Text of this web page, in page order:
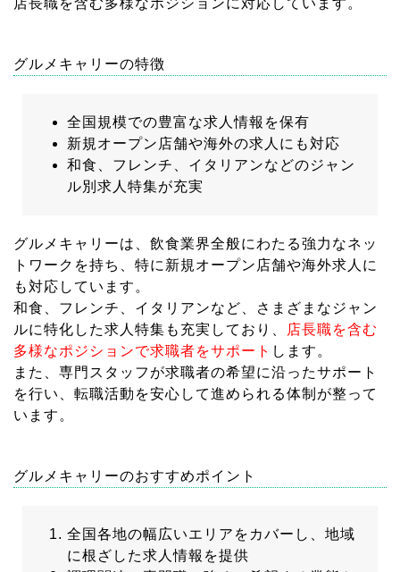
店長職を含む多様なポジションに対応しています。
グルメキャリーの特徴
全国規模での豊富な求人情報を保有
新規オープン店舗や海外の求人にも対応
和食、フレンチ、イタリアンなどのジャン
ル別求人特集が充実
グルメキャリーは、飲食業界全般にわたる強力なネッ
トワークを持ち、特に新規オープン店舗や海外求人に
も対応しています。
和食、フレンチ、イタリアンなど、さまざまなジャン
ルに特化した求人特集も充実しており、
店長職を含む
多様なポジションで求職者をサポート します。
また、専門スタッフが求職者の希望に沿ったサポート
を行い、転職活動を安心して進められる体制が整って
います。
グルメキャリーのおすすめポイント
全国各地の幅広いエリアをカバーし、地域
に根ざした求人情報を提供